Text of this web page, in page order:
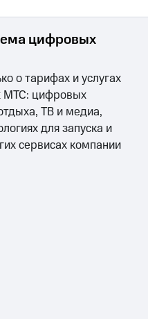
цифровых
о тарифах и услугах
МТС: цифровых
ТВ и медиа,
для запуска и
сервисах компании